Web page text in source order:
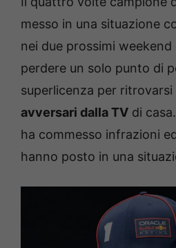
messo in una situazione
nei due prossimi
perdere un solo punto di
superlicenza per ritrovarsi
avversari dalla TV di
ha commesso infrazioni
hanno posto in una